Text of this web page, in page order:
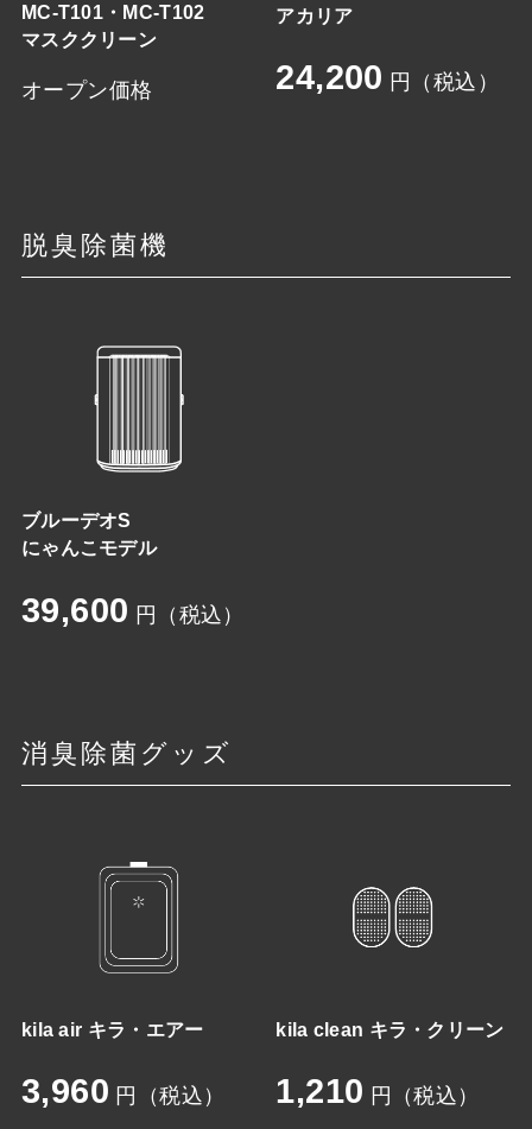
MC-T101・MC-T102
マスククリーン
オープン価格
アカリア
24,200 円（税込）
脱臭除菌機
ブルーデオS
にゃんこモデル
39,600 円（税込）
消臭除菌グッズ
kila air キラ・エアー
3,960 円（税込）
kila clean キラ・クリーン
1,210 円（税込）